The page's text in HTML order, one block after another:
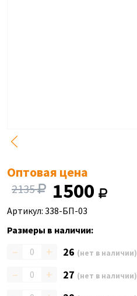
Оптовая цена
2135 1500
Артикул: 338-БП-03
Размеры в наличии:
– + 26 (нет в наличии)
– + 27 (нет в наличии)